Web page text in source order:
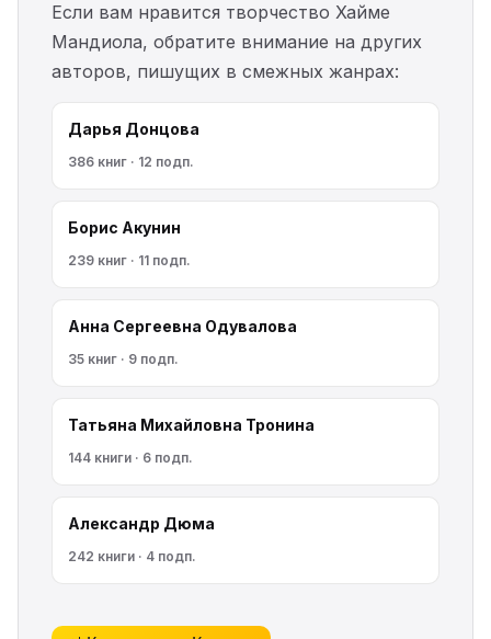
Если вам нравится творчество Хайме
Мандиола, обратите внимание на других
авторов, пишущих в смежных жанрах:
Дарья Донцова
386 книг · 12 подп.
Борис Акунин
239 книг · 11 подп.
Анна Сергеевна Одувалова
35 книг · 9 подп.
Татьяна Михайловна Тронина
144 книги · 6 подп.
Александр Дюма
242 книги · 4 подп.